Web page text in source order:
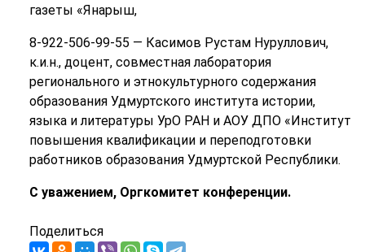
газеты «Янарыш,
8-922-506-99-55 — Касимов Рустам Нуруллович,
к.и.н., доцент, совместная лаборатория
регионального и этнокультурного содержания
образования Удмуртского института истории,
языка и литературы УрО РАН и АОУ ДПО «Институт
повышения квалификации и переподготовки
работников образования Удмуртской Республики.
С уважением, Оргкомитет конференции.
Поделиться